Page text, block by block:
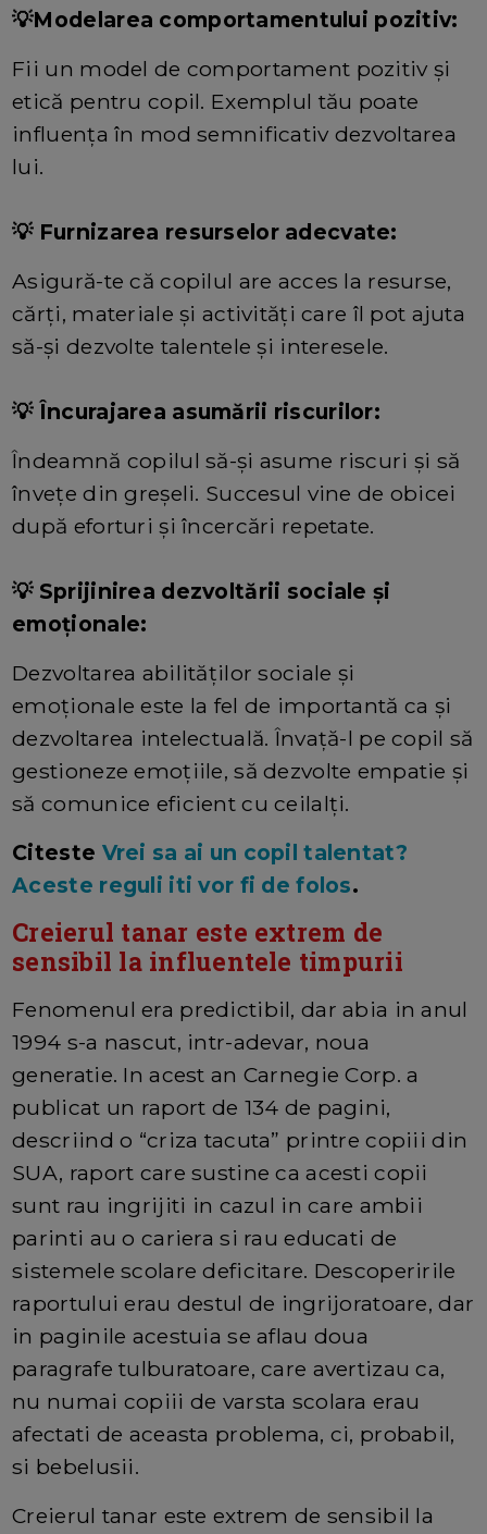
💡Modelarea comportamentului pozitiv:
Fii un model de comportament pozitiv și
etică pentru copil. Exemplul tău poate
influența în mod semnificativ dezvoltarea
lui.
💡 Furnizarea resurselor adecvate:
Asigură-te că copilul are acces la resurse,
cărți, materiale și activități care îl pot ajuta
să-și dezvolte talentele și interesele.
💡 Încurajarea asumării riscurilor:
Îndeamnă copilul să-și asume riscuri și să
învețe din greșeli. Succesul vine de obicei
după eforturi și încercări repetate.
💡 Sprijinirea dezvoltării sociale și
emoționale:
Dezvoltarea abilităților sociale și
emoționale este la fel de importantă ca și
dezvoltarea intelectuală. Învață-l pe copil să
gestioneze emoțiile, să dezvolte empatie și
să comunice eficient cu ceilalți.
Citeste Vrei sa ai un copil talentat?
Aceste reguli iti vor fi de folos.
Creierul tanar este extrem de
sensibil la influentele timpurii
Fenomenul era predictibil, dar abia in anul
1994 s-a nascut, intr-adevar, noua
generatie. In acest an Carnegie Corp. a
publicat un raport de 134 de pagini,
descriind o “criza tacuta” printre copiii din
SUA, raport care sustine ca acesti copii
sunt rau ingrijiti in cazul in care ambii
parinti au o cariera si rau educati de
sistemele scolare deficitare. Descoperirile
raportului erau destul de ingrijoratoare, dar
in paginile acestuia se aflau doua
paragrafe tulburatoare, care avertizau ca,
nu numai copiii de varsta scolara erau
afectati de aceasta problema, ci, probabil,
si bebelusii.
Creierul tanar este extrem de sensibil la